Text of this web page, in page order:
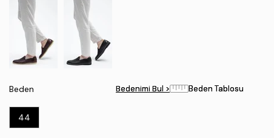
Beden
44
Bedenimi Bul > Beden Tablosu
Bedenimi Bul > Beden Tablosu